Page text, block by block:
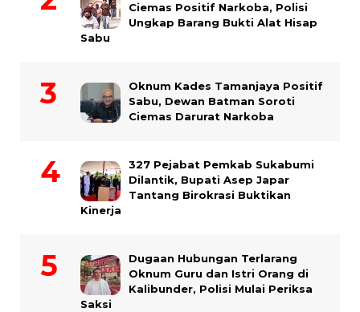
Ciemas Positif Narkoba, Polisi
Ungkap Barang Bukti Alat Hisap
Sabu
Oknum Kades Tamanjaya Positif
Sabu, Dewan Batman Soroti
Ciemas Darurat Narkoba
327 Pejabat Pemkab Sukabumi
Dilantik, Bupati Asep Japar
Tantang Birokrasi Buktikan
Kinerja
Dugaan Hubungan Terlarang
Oknum Guru dan Istri Orang di
Kalibunder, Polisi Mulai Periksa
Saksi